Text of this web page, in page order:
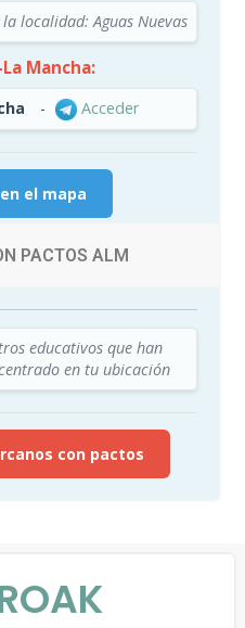
localidad: Aguas Nuevas
Mancha:
- Acceder
el mapa
PACTOS ALM
educativos que han
en tu ubicación
con pactos